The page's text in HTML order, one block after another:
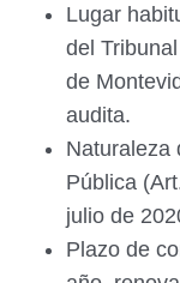
Lugar
del
de
audita.
Naturaleza
Pública
julio de
Plazo de